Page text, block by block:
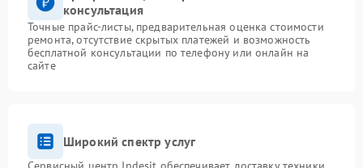
консультация
Точные прайс-листы, предварительная оценка стоимости
ремонта, отсутствие скрытых платежей и возможность
бесплатной консультации по телефону или онлайн на
сайте
Широкий спектр услуг